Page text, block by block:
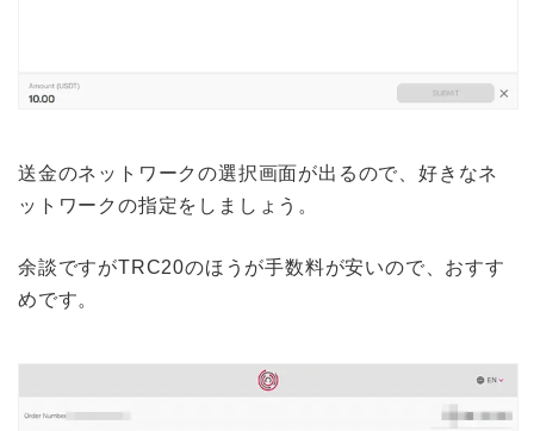
送金のネットワークの選択画面が出るので、好きなネ
ットワークの指定をしましょう。
余談ですがTRC20のほうが手数料が安いので、おすす
めです。